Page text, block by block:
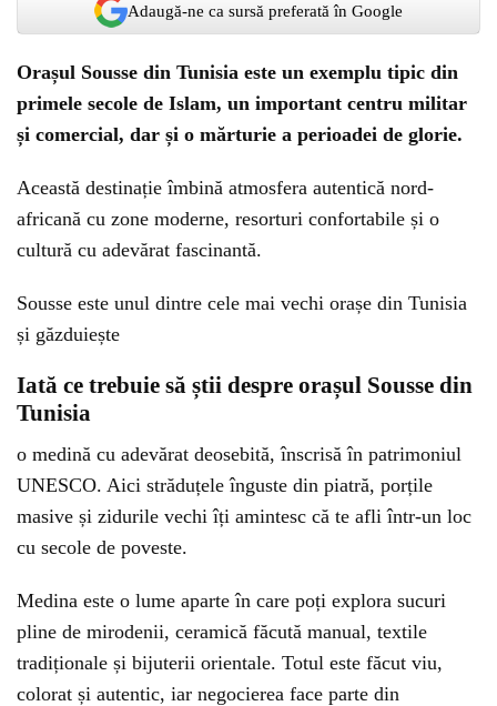
Adaugă-ne ca sursă preferată în Google
Orașul Sousse din Tunisia este un exemplu tipic din
primele secole de Islam, un important centru militar
și comercial, dar și o mărturie a perioadei de glorie.
Această destinație îmbină atmosfera autentică nord-
africană cu zone moderne, resorturi confortabile și o
cultură cu adevărat fascinantă.
Sousse este unul dintre cele mai vechi orașe din Tunisia
și găzduiește
Iată ce trebuie să știi despre orașul Sousse din
Tunisia
o medină cu adevărat deosebită, înscrisă în patrimoniul
UNESCO. Aici străduțele înguste din piatră, porțile
masive și zidurile vechi îți amintesc că te afli într-un loc
cu secole de poveste.
Medina este o lume aparte în care poți explora sucuri
pline de mirodenii, ceramică făcută manual, textile
tradiționale și bijuterii orientale. Totul este făcut viu,
colorat și autentic, iar negocierea face parte din